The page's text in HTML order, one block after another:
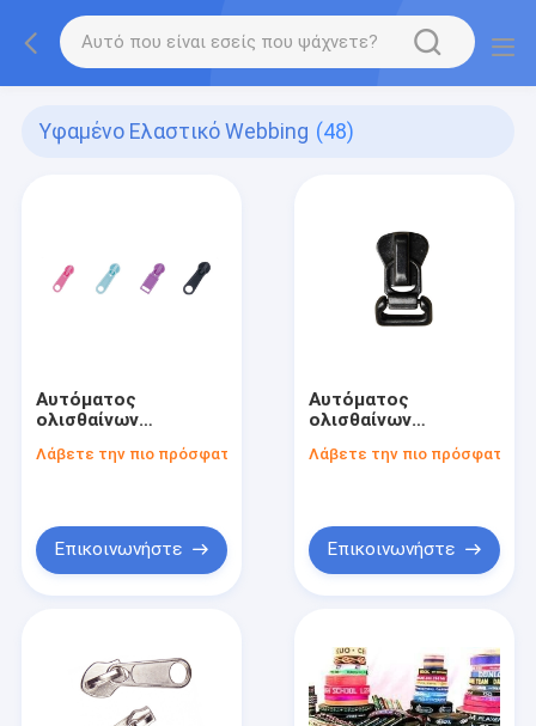
Υφαμένο Ελαστικό Webbing (48)
Αυτόματος
ολισθαίνων
κλειδαριών
Λάβετε την πιο πρόσφατη τιμή
Επικοινωνήστε
Αυτόματος
ολισθαίνων
ψευδάργυρου
Λάβετε την πιο πρόσφατη
Επικοινωνήστε